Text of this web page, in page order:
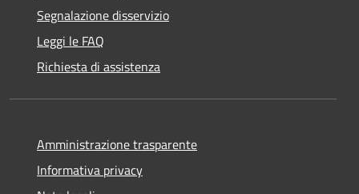
Segnalazione disservizio
Leggi le FAQ
Richiesta di assistenza
Amministrazione trasparente
Informativa privacy